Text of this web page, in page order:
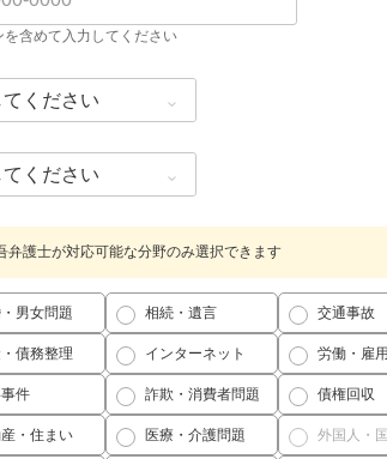
含めて入力してください
弁護士が対応可能な分野のみ選択できます
男女問題 相続・遺言 交通事故
債務整理 インターネット 労働・雇
件 詐欺・消費者問題 債権回収
・住まい 医療・介護問題 外国人・